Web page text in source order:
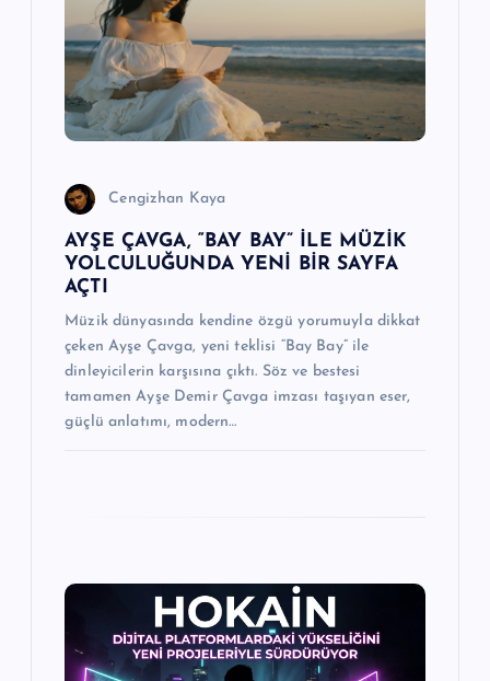
Cengizhan Kaya
AYŞE ÇAVGA, “BAY BAY” İLE MÜZİK
YOLCULUĞUNDA YENİ BİR SAYFA
AÇTI
Müzik dünyasında kendine özgü yorumuyla dikkat
çeken Ayşe Çavga, yeni teklisi “Bay Bay” ile
dinleyicilerin karşısına çıktı. Söz ve bestesi
tamamen Ayşe Demir Çavga imzası taşıyan eser,
güçlü anlatımı, modern…